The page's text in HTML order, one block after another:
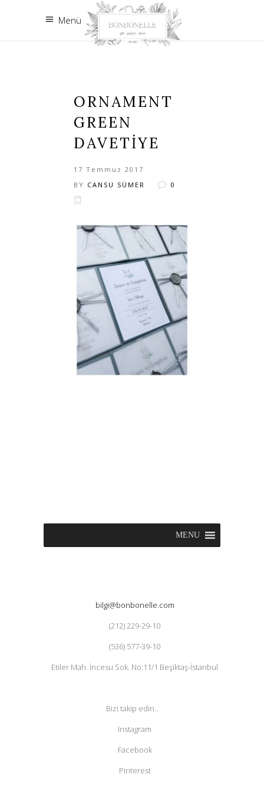
Menü
ORNAMENT
GREEN
DAVETIYE
17 Temmuz 2017
BY CANSU SÜMER 0
MENU
bilgi@bonbonelle.com
(212) 229-29-10
(536) 577-39-10
Etiler Mah. İncesu Sok. No:11/1 Beşiktaş-İstanbul
Bizi takip edin..
Instagram
Facebook
Pinterest